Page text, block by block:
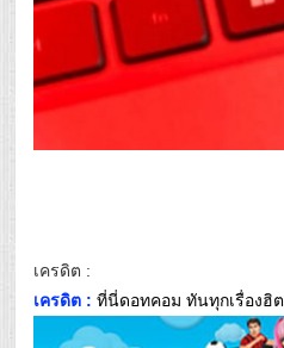
เครดิต :
เครดิต : ที่นี่ดอทคอม ทันทุกเรื่องฮิต